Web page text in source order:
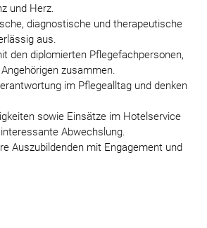
und Herz.
diagnostische und therapeutische
aus.
den diplomierten Pflegefachpersonen,
zusammen.
im Pflegealltag und denken
sowie Einsätze im Hotelservice
Abwechslung.
Auszubildenden mit Engagement und